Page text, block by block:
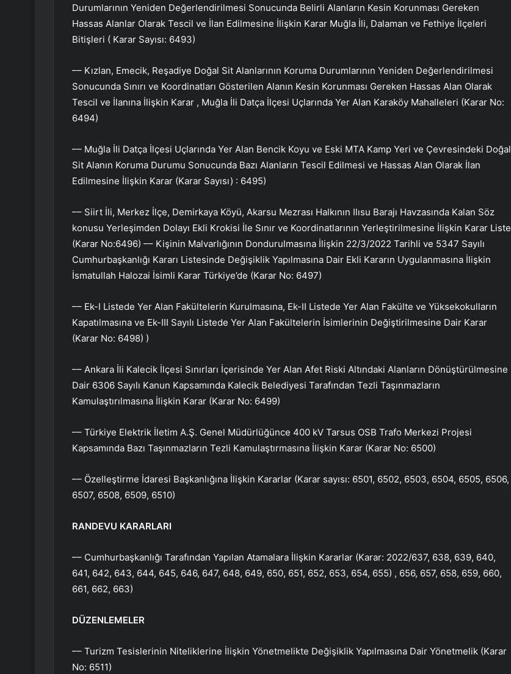
Durumlarının Yeniden Değerlendirilmesi Sonucunda Belirli Alanların Kesin Korunması Gereken
Hassas Alanlar Olarak Tescil ve İlan Edilmesine İlişkin Karar Muğla İli, Dalaman ve Fethiye İlçeleri
Bitişleri ( Karar Sayısı: 6493)
–– Kızlan, Emecik, Reşadiye Doğal Sit Alanlarının Koruma Durumlarının Yeniden Değerlendirilmesi
Sonucunda Sınırı ve Koordinatları Gösterilen Alanın Kesin Korunması Gereken Hassas Alan Olarak
Tescil ve İlanına İlişkin Karar , Muğla İli Datça İlçesi Uçlarında Yer Alan Karaköy Mahalleleri (Karar No:
6494)
–– Muğla İli Datça İlçesi Uçlarında Yer Alan Bencik Koyu ve Eski MTA Kamp Yeri ve Çevresindeki Doğal
Sit Alanın Koruma Durumu Sonucunda Bazı Alanların Tescil Edilmesi ve Hassas Alan Olarak İlan
Edilmesine İlişkin Karar (Karar Sayısı) : 6495)
–– Siirt İli, Merkez İlçe, Demirkaya Köyü, Akarsu Mezrası Halkının Ilısu Barajı Havzasında Kalan Söz
konusu Yerleşimden Dolayı Ekli Krokisi İle Sınır ve Koordinatlarının Yerleştirilmesine İlişkin Karar Liste
(Karar No:6496) –– Kişinin Malvarlığının Dondurulmasına İlişkin 22/3/2022 Tarihli ve 5347 Sayılı
Cumhurbaşkanlığı Kararı Listesinde Değişiklik Yapılmasına Dair Ekli Kararın Uygulanmasına İlişkin
İsmatullah Halozai İsimli Karar Türkiye’de (Karar No: 6497)
–– Ek-I Listede Yer Alan Fakültelerin Kurulmasına, Ek-II Listede Yer Alan Fakülte ve Yüksekokulların
Kapatılmasına ve Ek-III Sayılı Listede Yer Alan Fakültelerin İsimlerinin Değiştirilmesine Dair Karar
(Karar No: 6498) )
–– Ankara İli Kalecik İlçesi Sınırları İçerisinde Yer Alan Afet Riski Altındaki Alanların Dönüştürülmesine
Dair 6306 Sayılı Kanun Kapsamında Kalecik Belediyesi Tarafından Tezli Taşınmazların
Kamulaştırılmasına İlişkin Karar (Karar No: 6499)
–– Türkiye Elektrik İletim A.Ş. Genel Müdürlüğünce 400 kV Tarsus OSB Trafo Merkezi Projesi
Kapsamında Bazı Taşınmazların Tezli Kamulaştırmasına İlişkin Karar (Karar No: 6500)
–– Özelleştirme İdaresi Başkanlığına İlişkin Kararlar (Karar sayısı: 6501, 6502, 6503, 6504, 6505, 6506,
6507, 6508, 6509, 6510)
RANDEVU KARARLARI
–– Cumhurbaşkanlığı Tarafından Yapılan Atamalara İlişkin Kararlar (Karar: 2022/637, 638, 639, 640,
641, 642, 643, 644, 645, 646, 647, 648, 649, 650, 651, 652, 653, 654, 655) , 656, 657, 658, 659, 660,
661, 662, 663)
DÜZENLEMELER
–– Turizm Tesislerinin Niteliklerine İlişkin Yönetmelikte Değişiklik Yapılmasına Dair Yönetmelik (Karar
No: 6511)